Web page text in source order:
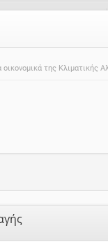
οικονομικά της Κλιματικής